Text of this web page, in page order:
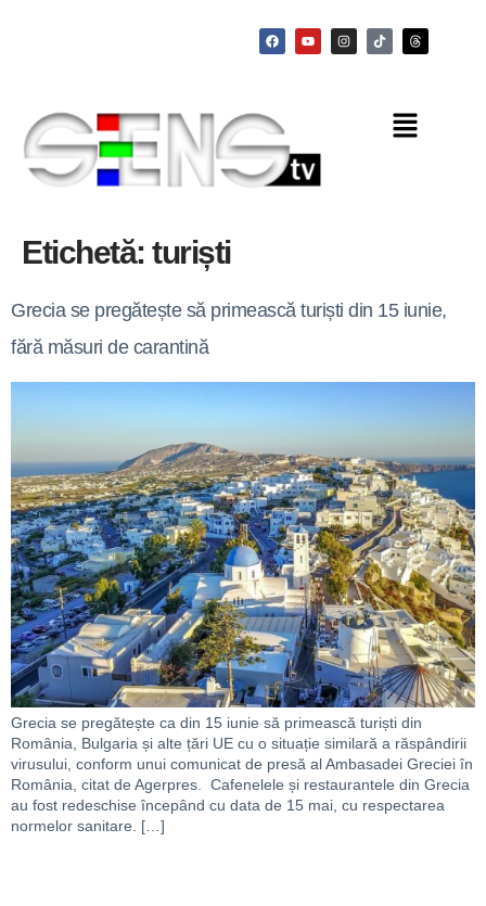
Etichetă: turiști
Grecia se pregătește să primească turiști din 15 iunie,
fără măsuri de carantină
Grecia se pregătește ca din 15 iunie să primească turiști din
România, Bulgaria și alte țări UE cu o situație similară a răspândirii
virusului, conform unui comunicat de presă al Ambasadei Greciei în
România, citat de Agerpres. Cafenelele și restaurantele din Grecia
au fost redeschise începând cu data de 15 mai, cu respectarea
normelor sanitare. […]